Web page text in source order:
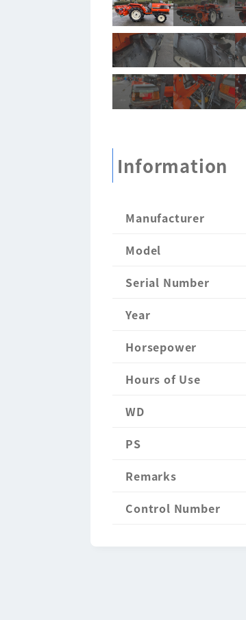
Information
Manufacturer
Model
Serial Number
Year
Horsepower
Hours of Use
WD
PS
Remarks
Control Number